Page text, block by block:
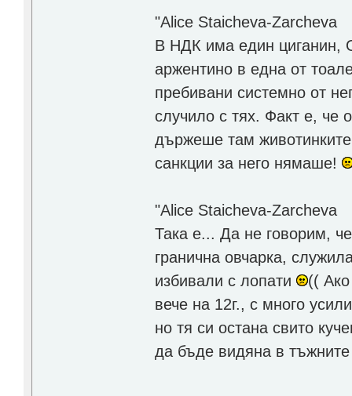
"Alice Staicheva-Zarcheva
В НДК има един циганин,
аржентино в една от
пребивани системно от
случило с тях. Факт е, че
държеше там
санкции за него нямаше!
"Alice Staicheva-Zarcheva
Така е... Да не говорим,
гранична овчарка,
избивали с лопати
((
вече на 12г., с много
но тя си остана свито
да бъде видяна в